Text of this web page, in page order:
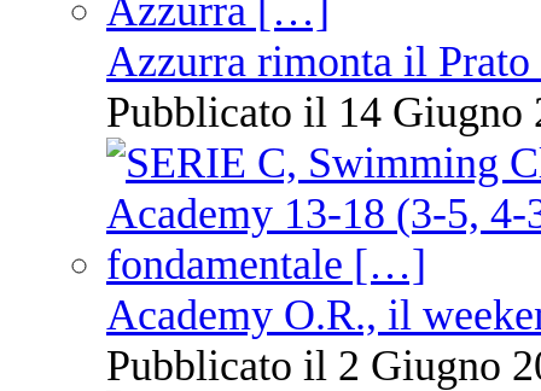
Azzurra rimonta il Prato
Pubblicato il 14 Giugno
Academy O.R., il
Pubblicato il 2 Giugno